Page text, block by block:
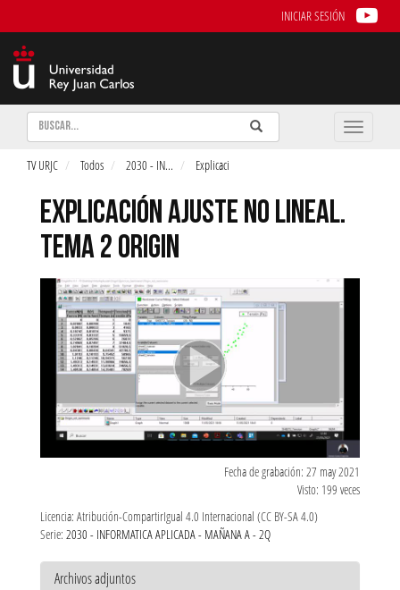
INICIAR SESIÓN
Buscar Enviar
Buscar
Toggle
TV URJC Todos 2030 - IN... Explicaci
EXPLICACIÓN AJUSTE NO LINEAL.
TEMA 2 ORIGIN
Fecha de grabación: 27 may 2021
Visto: 199 veces
Licencia: Atribución-CompartirIgual 4.0 Internacional (CC BY-SA 4.0)
Serie: 2030 - INFORMATICA APLICADA - MAÑANA A - 2Q
Archivos adjuntos